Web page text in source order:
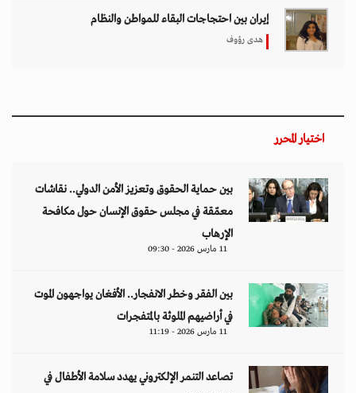
إيران بين احتجاجات البقاء للمواطن والنظام
هدى رؤوف
اختيار المحرر
بين حماية الحقوق وتعزيز الأمن الدولي.. نقاشات
معمّقة في مجلس حقوق الإنسان حول مكافحة
الإرهاب
11 مارس 2026 - 09:30
بين الفقر وخطر الانفجار.. الأفغان يواجهون الموت
في أراضيهم الملوثة بالمتفجرات
11 مارس 2026 - 11:19
تصاعد التنمر الإلكتروني يهدد سلامة الأطفال في